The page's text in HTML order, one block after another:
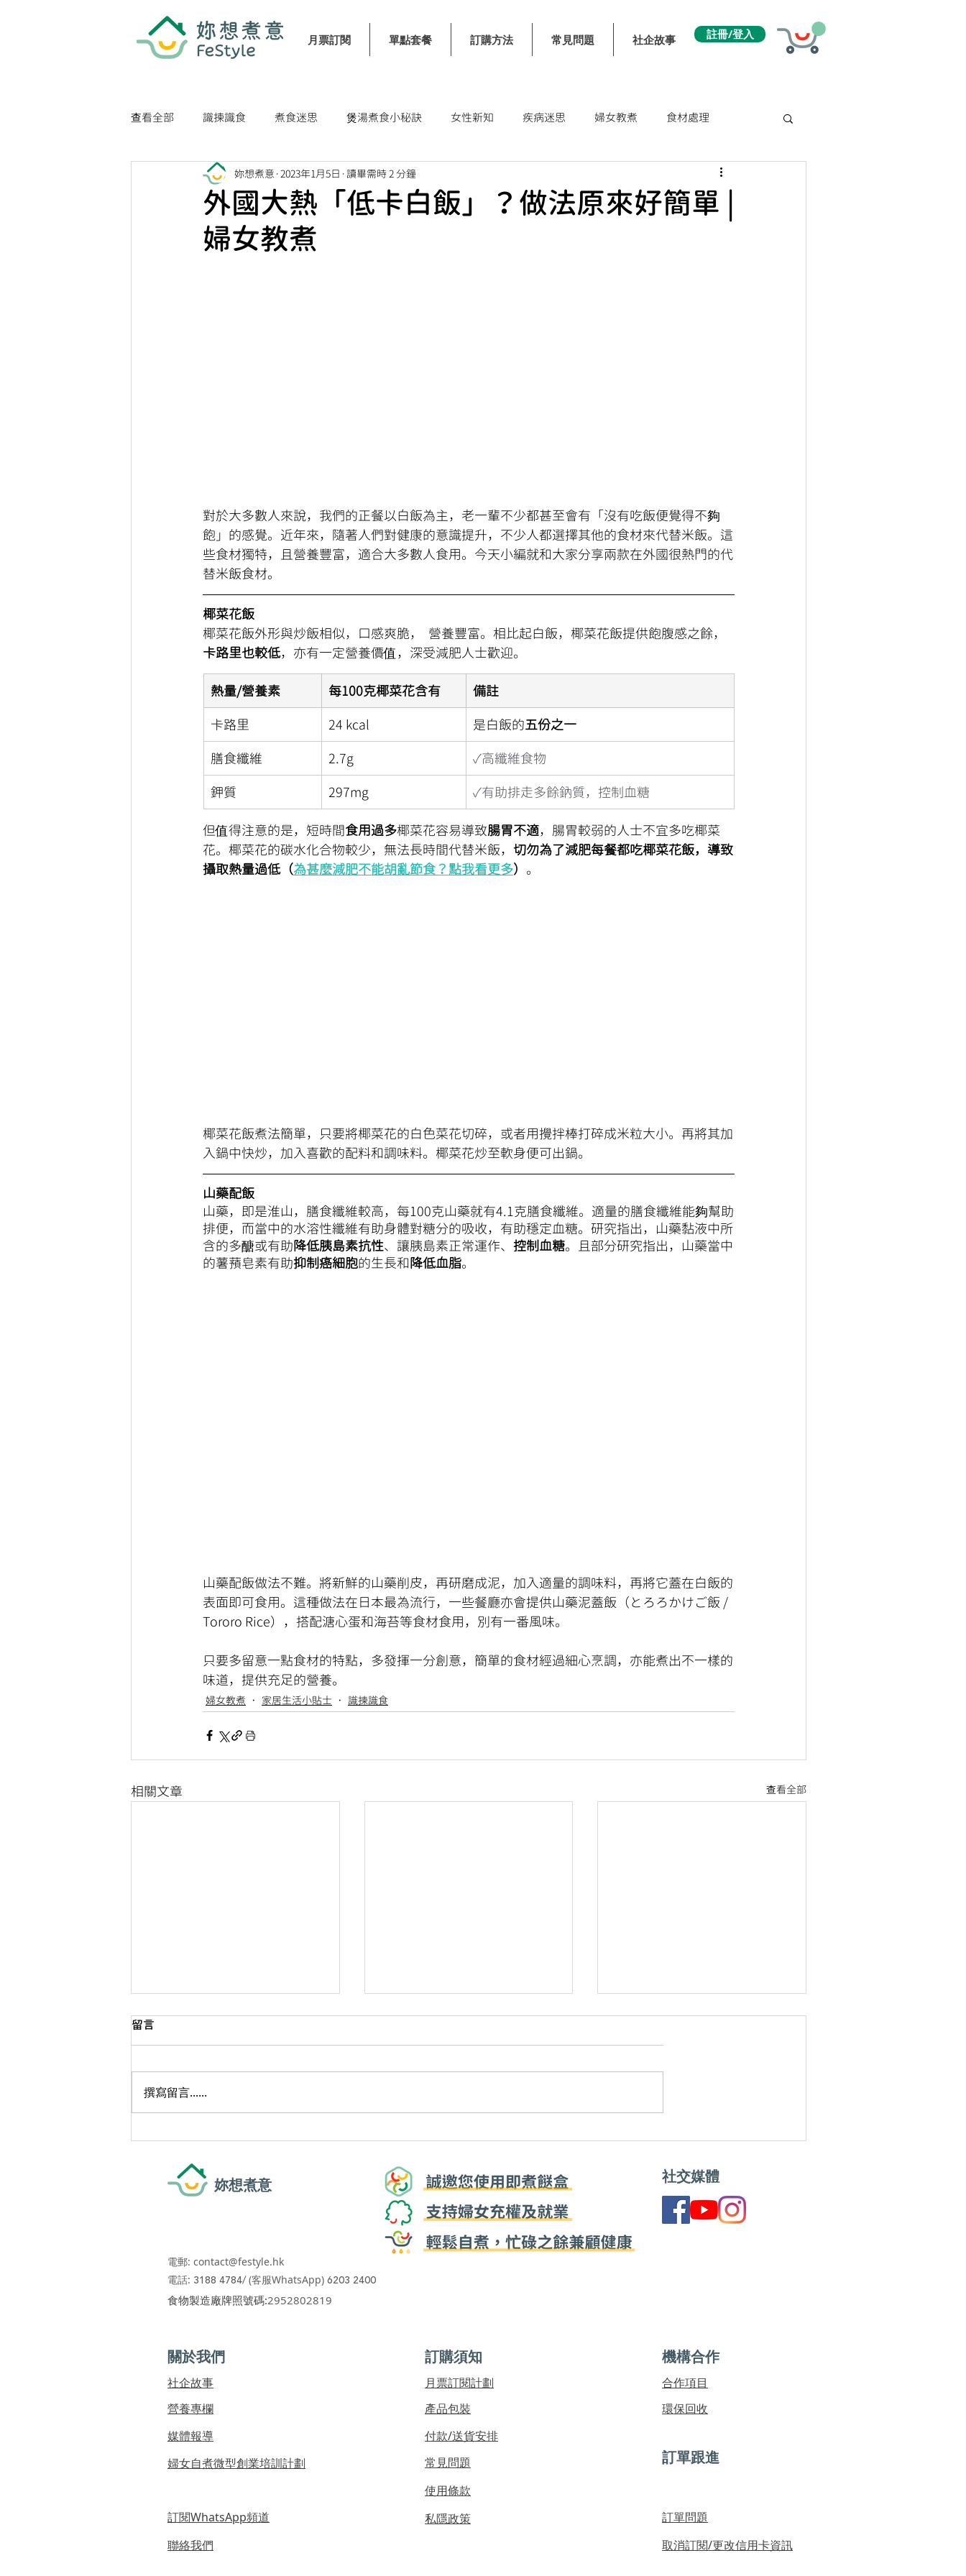
月票訂閱 單點套餐 訂購方法 常見問題 社企故事 註冊/登入
查看全部 識揀識食 煮食迷思 煲湯煮食小秘訣 女性新知 疾病迷思 婦女教煮 食材處理
家居生活小貼士 健康生活貼士
外國大熱「低卡白飯」？做法原來好簡單 |
婦女教煮
妳想煮意 2023年1月5日 讀畢需時 2 分鐘
對於大多數人來說，我們的正餐以白飯為主，老一輩不少都甚至會有「沒有吃飯便覺得不夠
飽」的感覺。近年來，隨著人們對健康的意識提升，不少人都選擇其他的食材來代替米飯。這
些食材獨特，且營養豐富，適合大多數人食用。今天小編就和大家分享兩款在外國很熱門的代
替米飯食材。
椰菜花飯
椰菜花飯外形與炒飯相似，口感爽脆，  營養豐富。相比起白飯，椰菜花飯提供飽腹感之餘，
卡路里也較低，亦有一定營養價值，深受減肥人士歡迎。
熱量/營養素 每100克椰菜花含有
備註
卡路里
24 kcal 是白飯的五份之一
膳食纖維
2.7g
✓高纖維食物
鉀質
297mg ✓有助排走多餘鈉質，控制血糖
但值得注意的是，短時間食用過多椰菜花容易導致腸胃不適，腸胃較弱的人士不宜多吃椰菜
花。椰菜花的碳水化合物較少，無法長時間代替米飯， 切勿為了減肥每餐都吃椰菜花飯，導致
攝取熱量過低（為甚麼減肥不能胡亂節食？點我看更多） 。
椰菜花飯煮法簡單，只要將椰菜花的白色菜花切碎，或者用攪拌棒打碎成米粒大小。再將其加
入鍋中快炒，加入喜歡的配料和調味料。椰菜花炒至軟身便可出鍋。
山藥配飯
山藥，即是淮山，膳食纖維較高，每100克山藥就有4.1克膳食纖維。適量的膳食纖維能夠幫助
排便，而當中的水溶性纖維有助身體對糖分的吸收，有助穩定血糖。研究指出，山藥黏液中所
含的多醣或有助降低胰島素抗性、讓胰島素正常運作、 控制血糖。且部分研究指出，山藥當中
的薯蕷皂素有助抑制癌細胞的生長和降低血脂。
山藥配飯做法不難。將新鮮的山藥削皮，再研磨成泥，加入適量的調味料，再將它蓋在白飯的
表面即可食用。這種做法在日本最為流行，一些餐廳亦會提供山藥泥蓋飯（とろろかけご飯 /
Tororo Rice），搭配溏心蛋和海苔等食材食用，別有一番風味。
只要多留意一點食材的特點，多發揮一分創意，簡單的食材經過細心烹調，亦能煮出不一樣的
味道，提供充足的營養。
婦女教煮 家居生活小貼士 識揀識食
相關文章 查看全部
顛覆傳統營養觀念！多肉少飯
全新倒轉食物金字塔懶人包｜
識揀識食
紅蘿蔔 vs 白蘿蔔 營養大對
蘿蔔？🥕｜識揀識食
實用生果小知識！生果遲遲未
以食？｜識揀識食
留言
撰寫留言......
妳想煮意
電郵: contact@festyle.hk
電話: 3188 4784/(客服WhatsApp) 6203 2400
​食物製造廠牌照號碼:2952802819
關於我們
社企故事
營養專欄
媒體報導
婦女自煮微型創業培訓計劃
訂閱WhatsApp頻道
訂購須知
​月票訂閱計劃
產品包裝
常見問題
使用條款
私隱政策
付款/送貨安排
聯絡我們
社交媒體
機構合作
合作項目
環保回收
訂單跟進
訂單問題
取消訂閱/更改信用卡資訊